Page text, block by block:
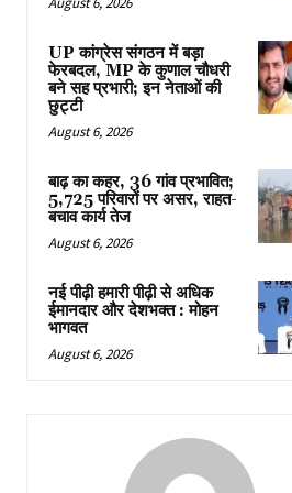
UP कांग्रेस संगठन में बड़ा
फेरबदल, MP के कुणाल चौधरी
बने सह प्रभारी; इन नेताओं की
छुट्टी
August 6, 2026
बाढ़ का कहर, 36 गांव प्रभावित;
5,725 परिवारों पर असर, राहत-
बचाव कार्य तेज
August 6, 2026
नई पीढ़ी हमारी पीढ़ी से अधिक
ईमानदार और देशभक्त : मोहन
भागवत
August 6, 2026